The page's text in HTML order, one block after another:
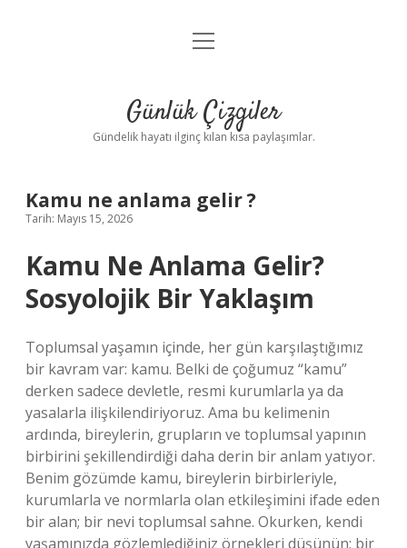
Anasayfa
Yasal Uyarı
menüyü
Günlük Çizgiler
Gündelik hayatı ilginç kılan kısa paylaşımlar.
Kamu ne anlama gelir ?
Tarih: Mayıs 15, 2026
Kamu Ne Anlama Gelir?
Sosyolojik Bir Yaklaşım
Toplumsal yaşamın içinde, her gün karşılaştığımız
bir kavram var: kamu. Belki de çoğumuz “kamu”
derken sadece devletle, resmi kurumlarla ya da
yasalarla ilişkilendiriyoruz. Ama bu kelimenin
ardında, bireylerin, grupların ve toplumsal yapının
birbirini şekillendirdiği daha derin bir anlam yatıyor.
Benim gözümde kamu, bireylerin birbirleriyle,
kurumlarla ve normlarla olan etkileşimini ifade eden
bir alan; bir nevi toplumsal sahne. Okurken, kendi
yaşamınızda gözlemlediğiniz örnekleri düşünün: bir